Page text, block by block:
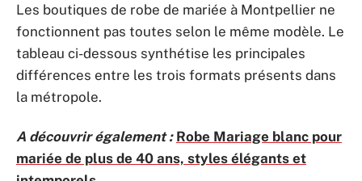
Les boutiques de robe de mariée à Montpellier ne
fonctionnent pas toutes selon le même modèle. Le
tableau ci-dessous synthétise les principales
différences entre les trois formats présents dans
la métropole.
A découvrir également : Robe Mariage blanc pour
mariée de plus de 40 ans, styles élégants et